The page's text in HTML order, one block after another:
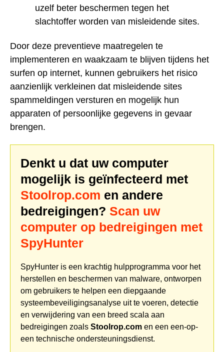
uzelf beter beschermen tegen het
slachtoffer worden van misleidende sites.
Door deze preventieve maatregelen te
implementeren en waakzaam te blijven tijdens het
surfen op internet, kunnen gebruikers het risico
aanzienlijk verkleinen dat misleidende sites
spammeldingen versturen en mogelijk hun
apparaten of persoonlijke gegevens in gevaar
brengen.
Denkt u dat uw computer
mogelijk is geïnfecteerd met
Stoolrop.com en andere
bedreigingen? Scan uw
computer op bedreigingen met
SpyHunter
SpyHunter is een krachtig hulpprogramma voor het
herstellen en beschermen van malware, ontworpen
om gebruikers te helpen een diepgaande
systeembeveiligingsanalyse uit te voeren, detectie
en verwijdering van een breed scala aan
bedreigingen zoals Stoolrop.com en een een-op-
een technische ondersteuningsdienst.